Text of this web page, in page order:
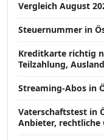
Vergleich August
Steuernummer in
Kreditkarte richtig
Teilzahlung,
Streaming-Abos in
Vaterschaftstest in
Anbieter, rechtliche